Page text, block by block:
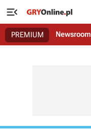

PREMIUM Newsroom